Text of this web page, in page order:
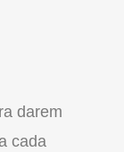
darem
cada